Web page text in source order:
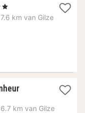
7.6 km van Gilze
1
vanaf
6.7 km van Gilze